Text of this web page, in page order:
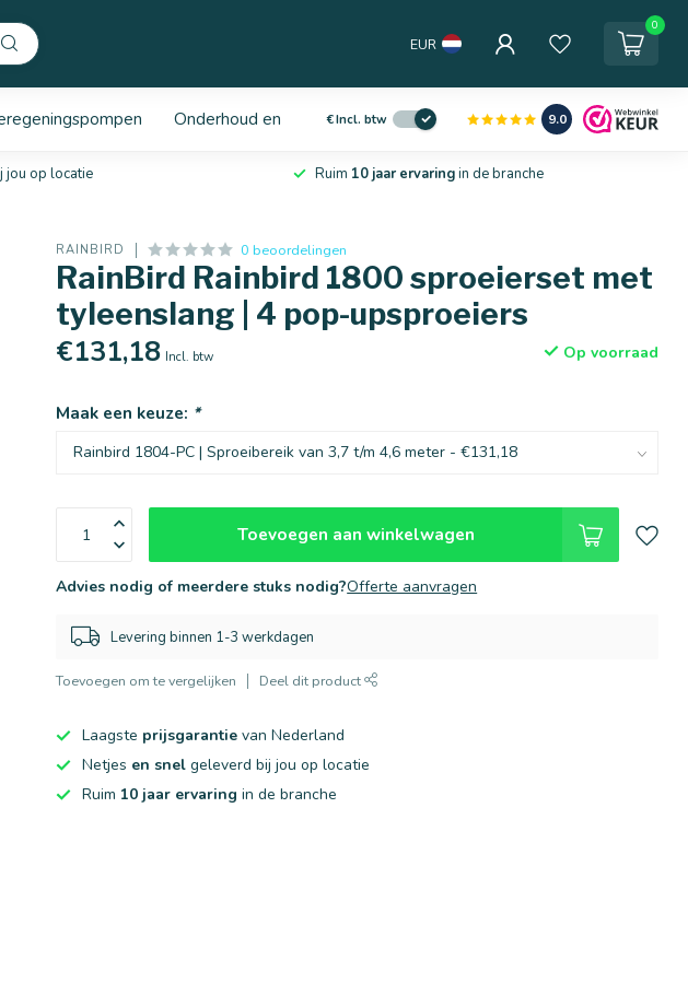
EUR
0
Onderhoud en service
€Incl. btw 9.0
jou op locatie Ruim 10 jaar ervaringin de branche
RAINBIRD 0 beoordelingen
RainBird Rainbird 1800 sproeierset met
tyleenslang | 4 pop-upsproeiers
€131,18 Incl. btw Op voorraad
Maak een keuze: *
Toevoegen aan winkelwagen
Advies nodig of meerdere stuks nodig?Offerte aanvragen
Levering binnen 1-3 werkdagen
Toevoegen om te vergelijken Deel dit product
Laagste prijsgarantie van Nederland
Netjes en snel geleverd bij jou op locatie
Ruim 10 jaar ervaring in de branche